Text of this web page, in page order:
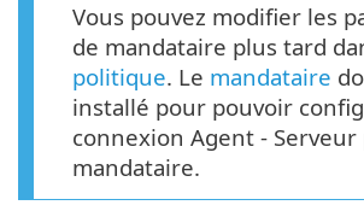
Vous pouvez modifier les
de mandataire plus tard
politique. Le mandataire
installé pour pouvoir
connexion Agent - Serveur
mandataire.